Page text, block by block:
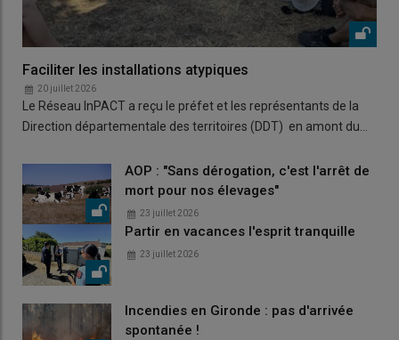
Faciliter les installations atypiques
20 juillet 2026
Le Réseau InPACT a reçu le préfet et les représentants de la
Direction départementale des territoires (DDT) en amont du…
AOP : "Sans dérogation, c'est l'arrêt de
mort pour nos élevages"
23 juillet 2026
Partir en vacances l'esprit tranquille
23 juillet 2026
Incendies en Gironde : pas d'arrivée
spontanée !